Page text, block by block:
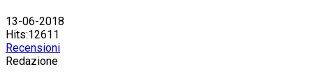
13-06-2018
Hits:12611
Recensioni
Redazione